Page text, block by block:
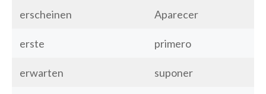
erscheinen Aparecer
erste primero
erwarten suponer